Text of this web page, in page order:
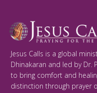
Jesus Calls is a global
Dhinakaran and led by Dr.
to bring comfort and
distinction through prayer